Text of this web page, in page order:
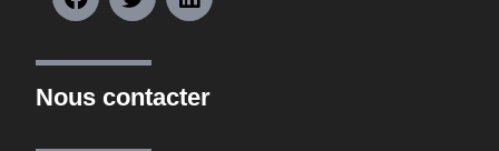
Nous contacter